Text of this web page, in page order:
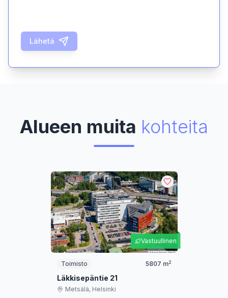
Lähetä
Alueen muita kohteita
Vastuullinen
Toimisto 5807 m2
Läkkisepäntie 21
Metsälä, Helsinki